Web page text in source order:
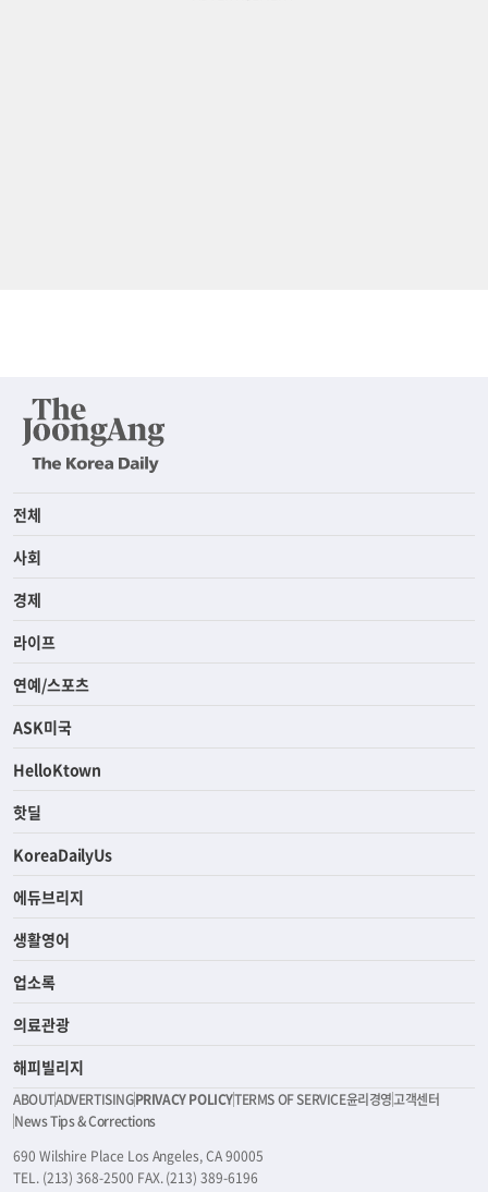
전체
사회
경제
라이프
연예/스포츠
ASK미국
HelloKtown
핫딜
KoreaDailyUs
에듀브리지
생활영어
업소록
의료관광
해피빌리지
ABOUTADVERTISINGPRIVACY POLICYTERMS OF SERVICE윤리경영고객센터
News Tips & Corrections
690 Wilshire Place Los Angeles, CA 90005
TEL. (213) 368-2500 FAX. (213) 389-6196